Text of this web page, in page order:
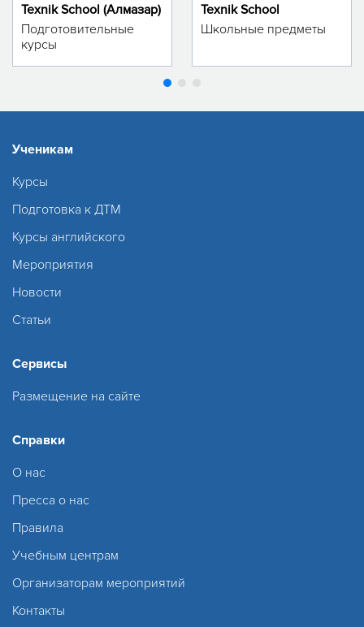
Texnik School (Алмазар)
Подготовительные
курсы
Texnik School
Школьные предметы
Ученикам
Курсы
Подготовка к ДТМ
Курсы английского
Мероприятия
Новости
Статьи
Сервисы
Размещение на сайте
Справки
О нас
Пресса о нас
Правила
Учебным центрам
Организаторам мероприятий
Контакты